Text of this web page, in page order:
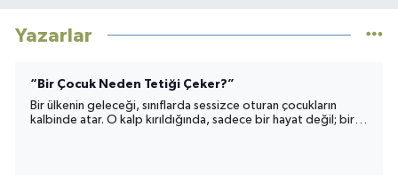
Yazarlar
“Bir Çocuk Neden Tetiği Çeker?”
Bir ülkenin geleceği, sınıflarda sessizce oturan çocukların
kalbinde atar. O kalp kırıldığında, sadece bir hayat değil; bir